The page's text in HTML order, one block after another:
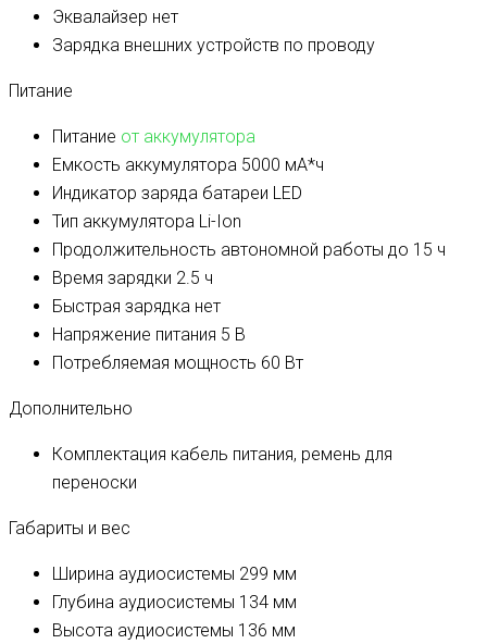
Эквалайзер нет
Зарядка внешних устройств по проводу
Питание
Питание от аккумулятора
Емкость аккумулятора 5000 мА*ч
Индикатор заряда батареи LED
Тип аккумулятора Li-Ion
Продолжительность автономной работы до 15 ч
Время зарядки 2.5 ч
Быстрая зарядка нет
Напряжение питания 5 В
Потребляемая мощность 60 Вт
Дополнительно
Комплектация кабель питания, ремень для
переноски
Габариты и вес
Ширина аудиосистемы 299 мм
Глубина аудиосистемы 134 мм
Высота аудиосистемы 136 мм